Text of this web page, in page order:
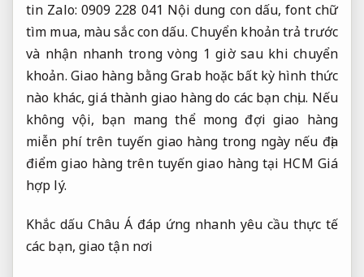
tin Zalo: 0909 228 041 Nội dung con dấu, font chữ
tìm mua, màu sắc con dấu. Chuyển khoản trả trước
và nhận nhanh trong vòng 1 giờ sau khi chuyển
khoản. Giao hàng bằng Grab hoặc bất kỳ hình thức
nào khác, giá thành giao hàng do các bạn chịu. Nếu
không vội, bạn mang thể mong đợi giao hàng
miễn phí trên tuyến giao hàng trong ngày nếu địa
điểm giao hàng trên tuyến giao hàng tại HCM Giá
hợp lý.
Khắc dấu Châu Á đáp ứng nhanh yêu cầu thực tế
các bạn, giao tận nơi